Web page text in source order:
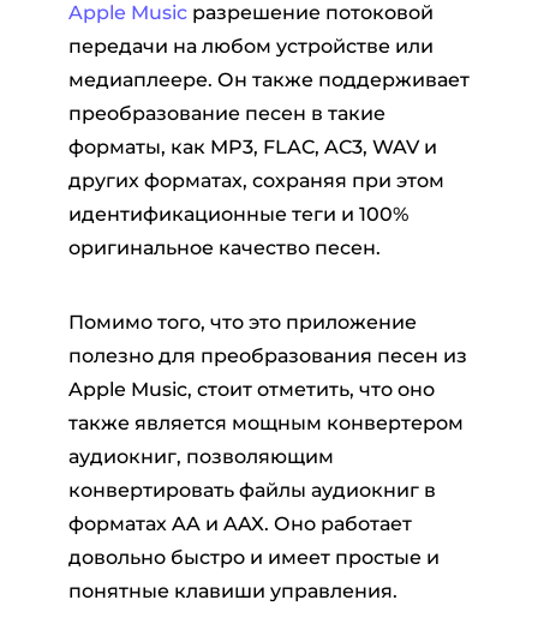
Apple Musicразрешение потоковой
передачи на любом устройстве или
медиаплеере. Он также поддерживает
преобразование песен в такие
форматы, как MP3, FLAC, AC3, WAV и
других форматах, сохраняя при этом
идентификационные теги и 100%
оригинальное качество песен.
Помимо того, что это приложение
полезно для преобразования песен из
Apple Music, стоит отметить, что оно
также является мощным конвертером
аудиокниг, позволяющим
конвертировать файлы аудиокниг в
форматах AA и AAX. Оно работает
довольно быстро и имеет простые и
понятные клавиши управления.